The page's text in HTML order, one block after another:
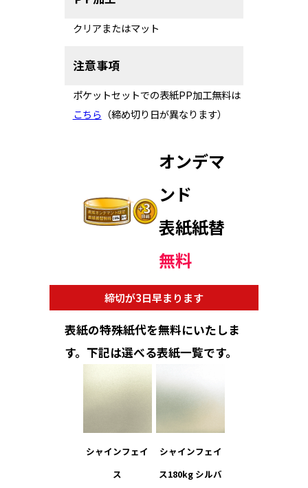
クリアまたはマット
注意事項
ポケットセットでの表紙PP加工無料は
こちら （締め切り日が異なります）
オンデマ
ンド
表紙紙替
無料
締切が3日早まります
表紙の特殊紙代を無料にいたしま
す。下記は選べる表紙一覧です。
シャインフェイ
ス
シャインフェイ
ス180kg シルバ